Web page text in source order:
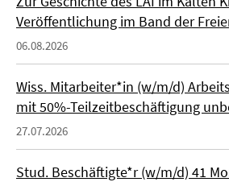
Veröffentlichung im Band der
06.08.2026
Wiss. Mitarbeiter*in (w/m/d)
mit 50%-Teilzeitbeschäftigung
27.07.2026
Stud. Beschäftigte*r (w/m/d) 41